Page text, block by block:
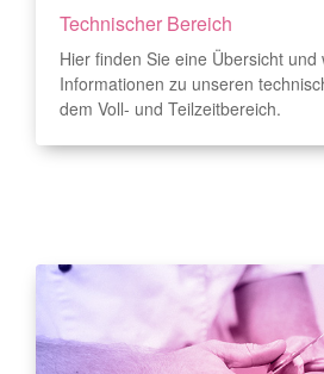
Technischer Bereich
Hier finden Sie eine Übersicht und
Informationen zu unseren
dem Voll- und Teilzeitbereich.